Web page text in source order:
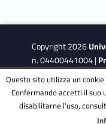
Copyright 2026
n. 04400441004 |
Notes|Accessibility
This site is protected by
Questo sito utilizza un
Confermando accetti il suo
disabilitarne l'uso,